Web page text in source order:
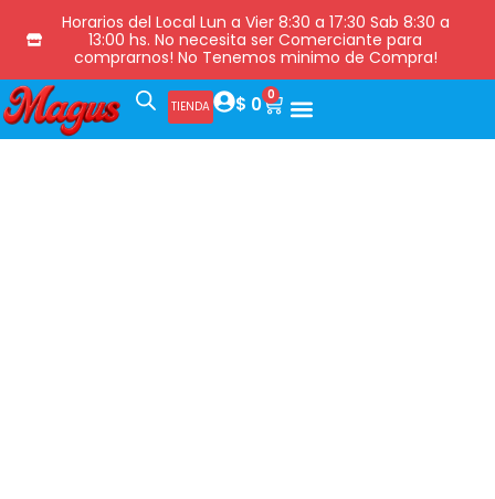
Horarios del Local Lun a Vier 8:30 a 17:30 Sab 8:30 a
13:00 hs. No necesita ser Comerciante para
comprarnos! No Tenemos minimo de Compra!
TIENDA $ 0 0